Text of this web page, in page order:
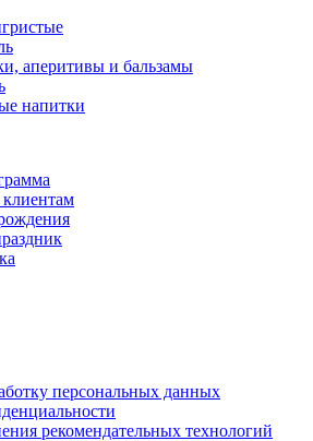
аперитивы и бальзамы
напитки
персональных данных
рекомендательных технологий